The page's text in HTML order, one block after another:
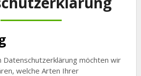
Datenschutzerklärung möchten wir
welche Arten Ihrer